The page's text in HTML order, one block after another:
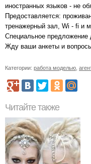
иностранных языков - не
Предоставляется:
тренажерный зал, Wi - fi и
Специальное предложение
Жду ваши анкеты и
Категории: работа моделью
Читайте также